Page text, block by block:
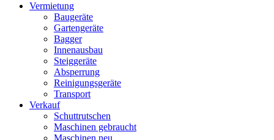
Vermietung
Baugeräte
Gartengeräte
Bagger
Innenausbau
Steiggeräte
Absperrung
Reinigungsgeräte
Transport
Verkauf
Schuttrutschen
Maschinen gebraucht
Maschinen neu